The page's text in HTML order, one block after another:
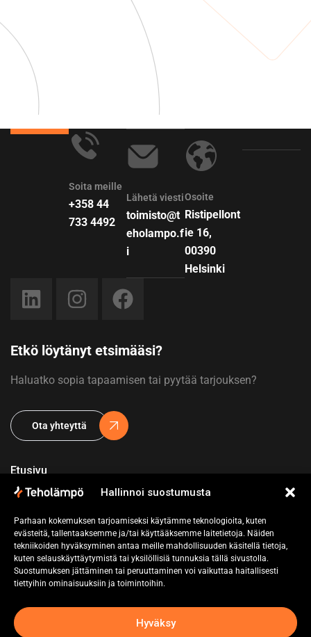
Hallinnoi suostumusta
Parhaan kokemuksen tarjoamiseksi käytämme teknologioita, kuten
evästeitä, tallentaaksemme ja/tai käyttääksemme laitetietoja. Näiden
tekniikoiden hyväksyminen antaa meille mahdollisuuden käsitellä tietoja,
kuten selauskäyttäytymistä tai yksilöllisiä tunnuksia tällä sivustolla.
Suostumuksen jättäminen tai peruuttaminen voi vaikuttaa haitallisesti
tiettyihin ominaisuuksiin ja toimintoihin.
Hyväksy
Soita meille
+358 44
733 4492
Lähetä viesti
toimisto@t
eholampo.f
i
Osoite
Ristipellont
ie 16,
00390
Helsinki
Etusivu
Yritys
Referenssit
Pyydä tarjous
Ota yhteyttä
Etkö löytänyt etsimääsi?
Haluatko sopia tapaamisen tai pyytää tarjouksen?
Ota yhteyttä